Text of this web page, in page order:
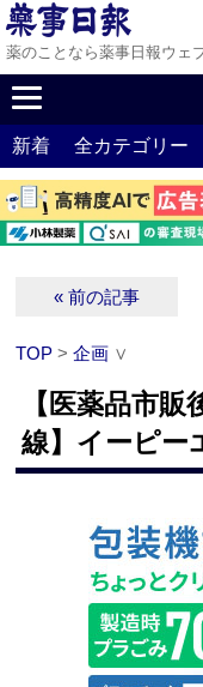
薬のことなら薬事日報ウェ
新着 全カテゴリー
« 前の記事
TOP >企画 ∨
【医薬品市
線】イーピー